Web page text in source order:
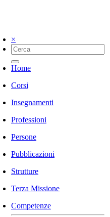
×
Home
Corsi
Insegnamenti
Professioni
Persone
Pubblicazioni
Strutture
Terza Missione
Competenze